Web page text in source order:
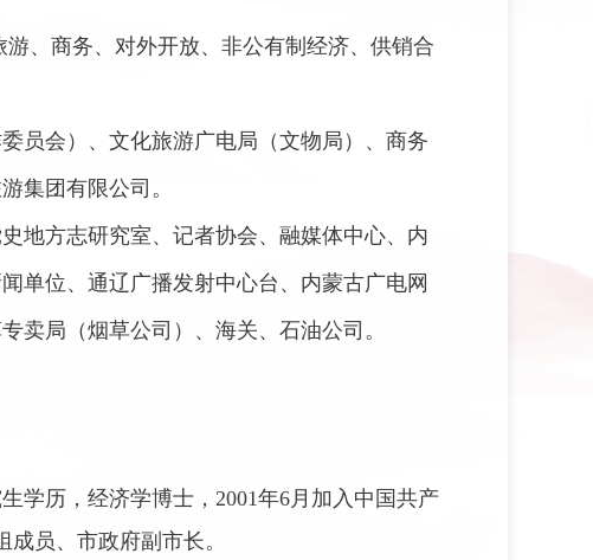
、商务、对外开放、非公有制经济、供销合
员会）、文化旅游广电局（文物局）、商务
集团有限公司。
地方志研究室、记者协会、融媒体中心、内
单位、通辽广播发射中心台、内蒙古广电网
卖局（烟草公司）、海关、石油公司。
学历，经济学博士，2001年6月加入中国共产
员、市政府副市长。